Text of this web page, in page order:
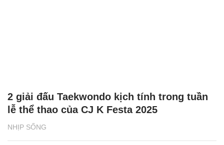
NHỊP SỐNG
2 giải đấu Taekwondo kịch tính trong tuần
lễ thể thao của CJ K Festa 2025